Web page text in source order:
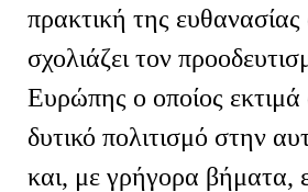
πρακτική της
σχολιάζει τον
Ευρώπης ο οποίος εκτιμά
δυτικό πολιτισμό στην
και, με γρήγορα βήματα,